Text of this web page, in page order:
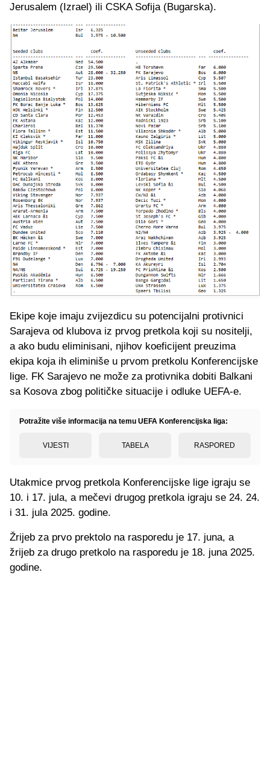
Jerusalem (Izrael) ili CSKA Sofija (Bugarska).
Ekipe koje imaju zvijezdicu su potencijalni protivnici
Sarajeva od klubova iz prvog pretkola koji su nositelji,
a ako budu eliminisani, njihov koeficijent preuzima
ekipa koja ih eliminiše u prvom pretkolu Konferencijske
lige. FK Sarajevo ne može za protivnika dobiti Balkani
sa Kosova zbog političke situacije i odluke UEFA-e.
Potražite više informacija na temu UEFA Konferencijska liga:
VIJESTI TABELA RASPORED
Utakmice prvog pretkola Konferencijske lige igraju se
10. i 17. jula, a mečevi drugog pretkola igraju se 24. 24.
i 31. jula 2025. godine.
Žrijeb za prvo prektolo na rasporedu je 17. juna, a
žrijeb za drugo pretkolo na rasporedu je 18. juna 2025.
godine.